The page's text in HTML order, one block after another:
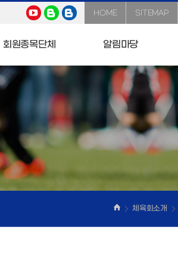
HOME SITEMAP
회원종목단체 알림마당
체육회소개